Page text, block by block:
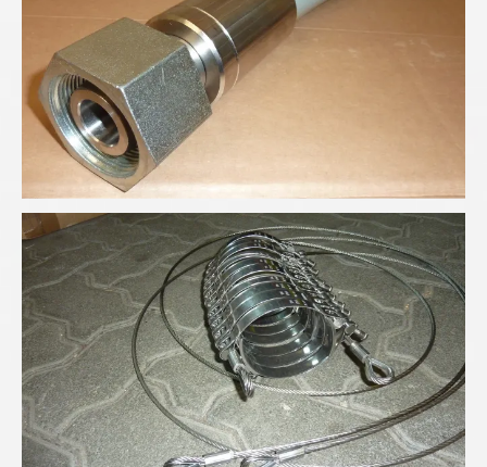
Schlauchfangsicherung